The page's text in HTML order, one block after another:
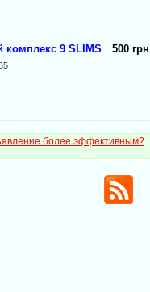
комплекс 9 SLIMS 500
более эффективным?